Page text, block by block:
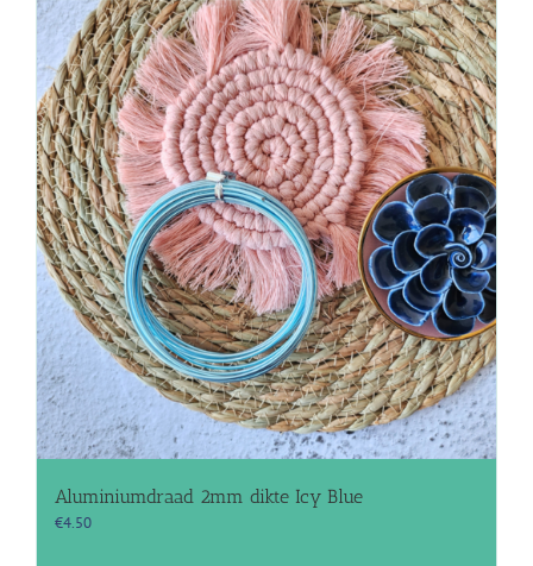
Aluminiumdraad 2mm dikte Icy Blue
€4.50